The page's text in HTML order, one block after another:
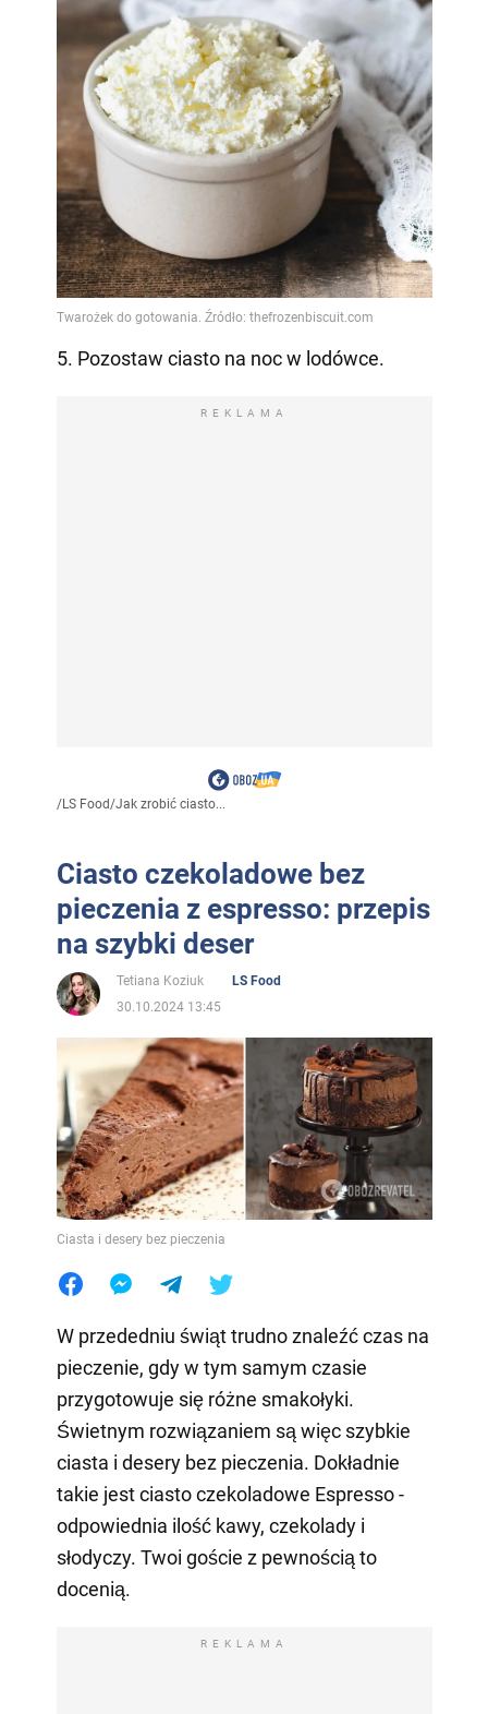
5. Pozostaw ciasto na noc w lodówce.
REKLAMA
/LS Food/Jak zrobić ciasto...
Ciasto czekoladowe bez
pieczenia z espresso: przepis
na szybki deser
Tetiana Koziuk
LS Food
30.10.2024 13:45
Ciasta i desery bez pieczenia
W przededniu świąt trudno znaleźć czas na
pieczenie, gdy w tym samym czasie
przygotowuje się różne smakołyki.
Świetnym rozwiązaniem są więc szybkie
ciasta i desery bez pieczenia. Dokładnie
takie jest ciasto czekoladowe Espresso -
odpowiednia ilość kawy, czekolady i
słodyczy. Twoi goście z pewnością to
docenią.
REKLAMA